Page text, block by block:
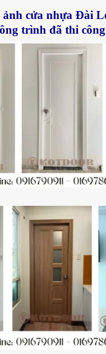
ảnh cửa nhựa Đài
trình đã thi công